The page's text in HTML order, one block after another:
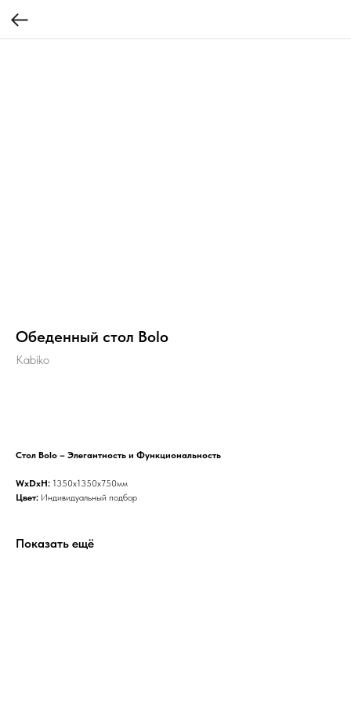
Обеденный стол Bolo
Kabiko
Стол Bolo – Элегантность и Функциональность
WxDxH: 1350x1350x750мм
Цвет: Индивидуальный подбор
Показать ещё